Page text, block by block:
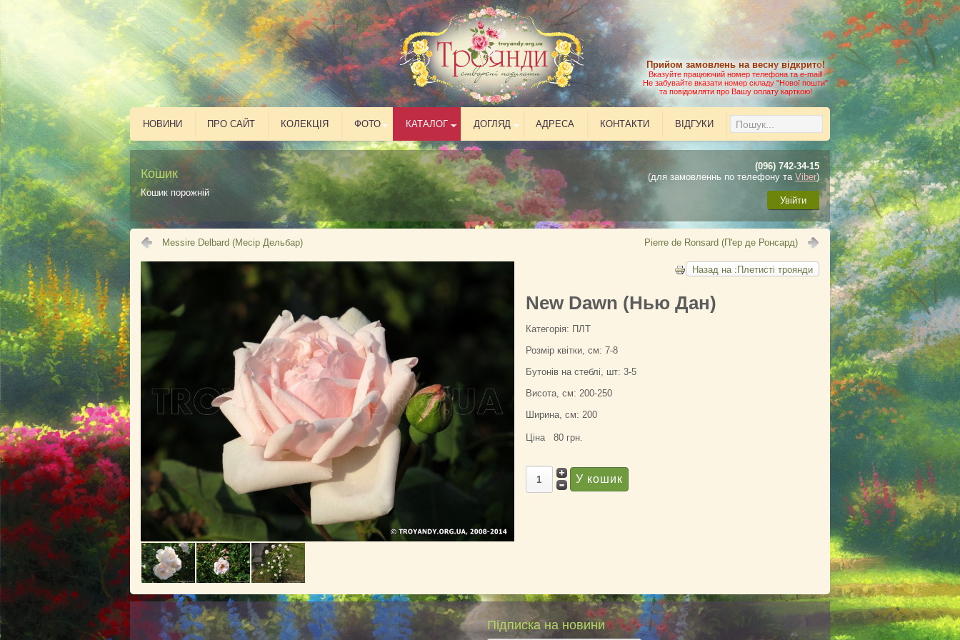
НОВИНИ ПРО САЙТ КОЛЕКЦІЯ ФОТО КАТАЛОГ ДОГЛЯД АДРЕСА КОНТАКТИ ВІДГУКИ
Прийом замовлень на весну відкрито!
Вказуйте працюючий номер телефона та e-mail!
Не забувайте вказати номер складу "Нової пошти"
та повідомляти про Вашу оплату карткою!
Кошик
Кошик порожній
(096) 742-34-15
(для замовленнь по телефону та Viber)
Увійти
Messire Delbard (Месір Дельбар) Pierre de Ronsard (П'ер де Ронсард)
Назад на :Плетисті троянди
New Dawn (Нью Дан)
Категорія: ПЛТ
Розмір квітки, см: 7-8
Бутонів на стеблі, шт: 3-5
Висота, см: 200-250
Ширина, см: 200
Ціна 80 грн.
Підписка на новини